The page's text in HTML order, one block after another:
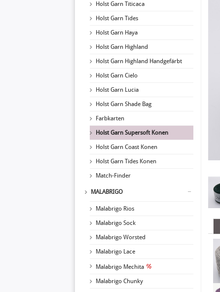
Holst Garn Titicaca
Holst Garn Tides
Holst Garn Haya
Holst Garn Highland
Holst Garn Highland Handgefärbt
Holst Garn Cielo
Holst Garn Lucia
Holst Garn Shade Bag
Farbkarten
Holst Garn Supersoft Konen
Holst Garn Coast Konen
Holst Garn Tides Konen
Match-Finder
MALABRIGO
Malabrigo Rios
Malabrigo Sock
Malabrigo Worsted
Malabrigo Lace
Malabrigo Mechita
Malabrigo Chunky